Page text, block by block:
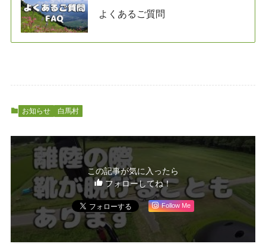
よくあるご質問
お知らせ 白馬村
この記事が気に入ったら
フォローしてね！
Follow Me